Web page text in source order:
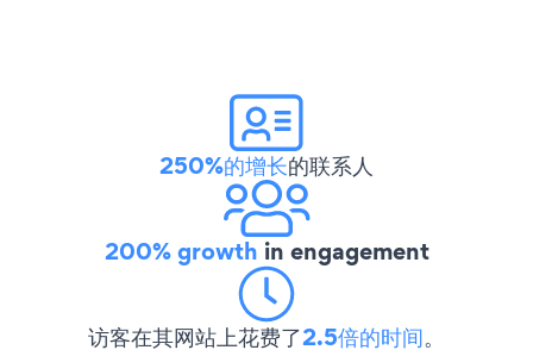
250%的增长的联系人
200% growth in engagement
访客在其网站上花费了2.5倍的时间。